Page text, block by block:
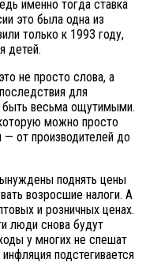
именно тогда ставка
это была одна из
только к 1993 году,
детей.
не просто слова, а
для
быть весьма ощутимыми.
можно просто
— от производителей до
поднять цены
возросшие налоги. А
и розничных ценах.
люди снова будут
у многих не спешат
подстегивается